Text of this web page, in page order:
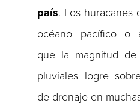
país. Los huracanes
océano pacífico o
que la magnitud de
pluviales logre
de drenaje en